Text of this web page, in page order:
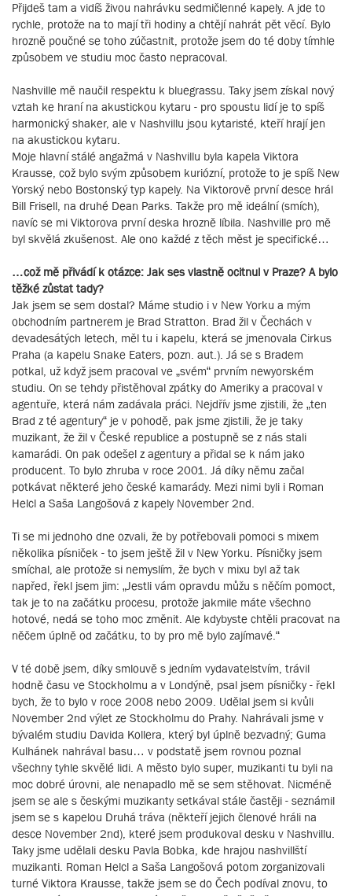
Přijdeš tam a vidíš živou nahrávku sedmičlenné kapely. A jde to
rychle, protože na to mají tři hodiny a chtějí nahrát pět věcí. Bylo
hrozně poučné se toho zúčastnit, protože jsem do té doby tímhle
způsobem ve studiu moc často nepracoval.
Nashville mě naučil respektu k bluegrassu. Taky jsem získal nový
vztah ke hraní na akustickou kytaru - pro spoustu lidí je to spíš
harmonický shaker, ale v Nashvillu jsou kytaristé, kteří hrají jen
na akustickou kytaru.
Moje hlavní stálé angažmá v Nashvillu byla kapela Viktora
Krausse, což bylo svým způsobem kuriózní, protože to je spíš New
Yorský nebo Bostonský typ kapely. Na Viktorově první desce hrál
Bill Frisell, na druhé Dean Parks. Takže pro mě ideální (smích),
navíc se mi Viktorova první deska hrozně líbila. Nashville pro mě
byl skvělá zkušenost. Ale ono každé z těch měst je specifické…
…což mě přivádí k otázce: Jak ses vlastně ocitnul v Praze? A bylo
těžké zůstat tady?
Jak jsem se sem dostal? Máme studio i v New Yorku a mým
obchodním partnerem je Brad Stratton. Brad žil v Čechách v
devadesátých letech, měl tu i kapelu, která se jmenovala Cirkus
Praha (a kapelu Snake Eaters, pozn. aut.). Já se s Bradem
potkal, už když jsem pracoval ve „svém“ prvním newyorském
studiu. On se tehdy přistěhoval zpátky do Ameriky a pracoval v
agentuře, která nám zadávala práci. Nejdřív jsme zjistili, že „ten
Brad z té agentury“ je v pohodě, pak jsme zjistili, že je taky
muzikant, že žil v České republice a postupně se z nás stali
kamarádi. On pak odešel z agentury a přidal se k nám jako
producent. To bylo zhruba v roce 2001. Já díky němu začal
potkávat některé jeho české kamarády. Mezi nimi byli i Roman
Helcl a Saša Langošová z kapely November 2nd.
Ti se mi jednoho dne ozvali, že by potřebovali pomoci s mixem
několika písniček - to jsem ještě žil v New Yorku. Písničky jsem
smíchal, ale protože si nemyslím, že bych v mixu byl až tak
napřed, řekl jsem jim: „Jestli vám opravdu můžu s něčím pomoct,
tak je to na začátku procesu, protože jakmile máte všechno
hotové, nedá se toho moc změnit. Ale kdybyste chtěli pracovat na
něčem úplně od začátku, to by pro mě bylo zajímavé.“
V té době jsem, díky smlouvě s jedním vydavatelstvím, trávil
hodně času ve Stockholmu a v Londýně, psal jsem písničky - řekl
bych, že to bylo v roce 2008 nebo 2009. Udělal jsem si kvůli
November 2nd výlet ze Stockholmu do Prahy. Nahrávali jsme v
bývalém studiu Davida Kollera, který byl úplně bezvadný; Guma
Kulhánek nahrával basu… v podstatě jsem rovnou poznal
všechny tyhle skvělé lidi. A město bylo super, muzikanti tu byli na
moc dobré úrovni, ale nenapadlo mě se sem stěhovat. Nicméně
jsem se ale s českými muzikanty setkával stále častěji - seznámil
jsem se s kapelou Druhá tráva (někteří jejich členové hráli na
desce November 2nd), které jsem produkoval desku v Nashvillu.
Taky jsme udělali desku Pavla Bobka, kde hrajou nashvillští
muzikanti. Roman Helcl a Saša Langošová potom zorganizovali
turné Viktora Krausse, takže jsem se do Čech podíval znovu, to